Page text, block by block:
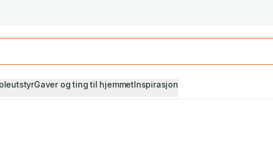
Gaver og ting til hjemmetInspirasjon